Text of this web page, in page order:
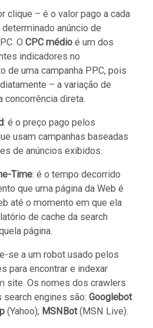
clique – é o valor pago a cada
anúncio de
O CPC médio é um dos
indicadores no
de uma campanha PPC, pois
– a variação de
concorrência direta.
: é o preço pago pelos
usam campanhas baseadas
de anúncios exibidos.
Time: é o tempo decorrido
que uma página da Web é
até o momento em que ela
de cache da search
página.
se a um robot usado pelos
para encontrar e indexar
site. Os nomes dos crawlers
search engines são: Googlebot
(Yahoo); MSNBot(MSN Live).